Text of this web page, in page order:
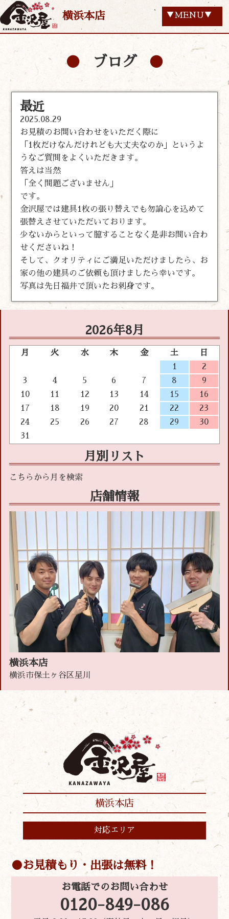
横浜本店 ▼MENU▼
ブログ
最近
2025.08.29
お見積のお問い合わせをいただく際に
「1枚だけなんだけれども大丈夫なのか」というよ
うなご質問をよくいただきます。
答えは当然
「全く問題ございません」
です。
金沢屋では建具1枚の張り替えでも勿論心を込めて
張替えさせていただいております。
少ないからといって臆することなく是非お問い合わ
せくださいね！
そして、クオリティにご満足いただけましたら、お
家の他の建具のご依頼も頂けましたら幸いです。
写真は先日福井で頂いたお刺身です。
2026年8月
月 火 水 木 金 土
日
1
2
3
4 5 6 7 8
9
10
11 12 13 14 15
16
17
18 19 20 21 22
23
24
25 26 27 28 29
30
31
月別リスト
店舗情報
横浜本店
横浜市保土ヶ谷区星川
横浜本店
対応エリア
お見積もり・出張は無料！
お電話でのお問い合わせ
0120-849-086